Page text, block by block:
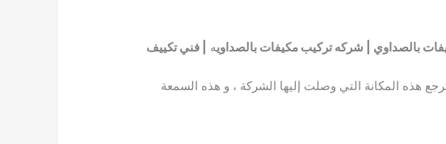
بالصداوي | شركه تركيب مكيفات بالصداويه
| فني تكييف
هذه المكانة التي وصلت إليها الشركة ، و هذه السمعة